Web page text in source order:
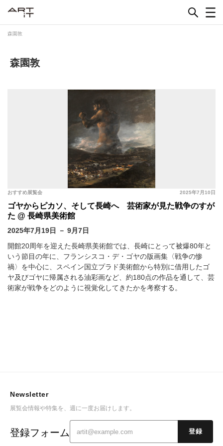
森園敦
森園敦
2025年7月10日
おすすめ展覧会
ゴヤからピカソ、そして長崎へ 芸術家が見た戦争のすが
た @ 長崎県美術館
2025年7月19日 － 9月7日
開館20周年を迎えた長崎県美術館では、長崎にとって被爆80年と
いう節目の年に、フランシスコ・デ・ゴヤの版画集〈戦争の惨
禍〉を中心に、スペイン国立プラド美術館から特別に借用したゴ
ヤ及びゴヤに帰属される油彩画など、約180点の作品を通して、芸
術家が戦争をどのように視覚化してきたかを考察する。
Newsletter
展覧会情報や特集を、週に一度お届けします。
登録フォーム 登録